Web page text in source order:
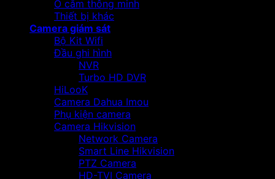
Ổ cắm thông minh
Thiết bị khác
Camera giám sát
Bộ Kit Wifi
Đầu ghi hình
NVR
Turbo HD DVR
HiLooK
Camera Dahua Imou
Phụ kiện camera
Camera Hikvision
Network Camera
Smart Line Hikvision
PTZ Camera
HD-TVI Camera